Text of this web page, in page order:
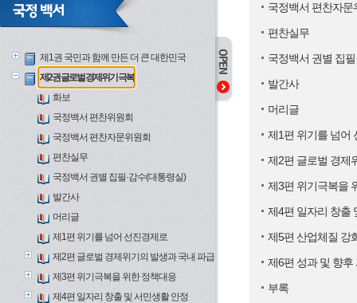
제1권 국민과 함께 만든 더 큰 대한민국
제2권 글로벌 경제위기 극복
화보
국정백서 편찬위원회
국정백서 편찬자문위원회
편찬실무
국정백서 권별 집필·감수(대통령실)
발간사
머리글
제1편 위기를 넘어 선진경제로
제2편 글로벌 경제위기의 발생과 국내 파급
제3편 위기극복을 위한 정책대응
제4편 일자리 창출 및 서민생활 안정
국정백서 편찬자문
편찬실무
국정백서 권별 집
발간사
머리글
제1편 위기를 넘어
제2편 글로벌 경제
제3편 위기극복을
제4편 일자리 창출
제5편 산업체질 강
제6편 성과 및 향후
부록